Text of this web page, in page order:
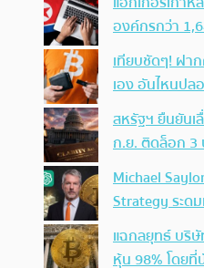
องค์กรกว่า
เทียบชัดๆ! ฝา
เอง อันไหนปล
สหรัฐฯ ยืนยันเ
ก.ย. ติดล็อก 3
Michael
Strategy ระด
แฉกลยุทธ์ บริษั
หุ้น 98% โดย